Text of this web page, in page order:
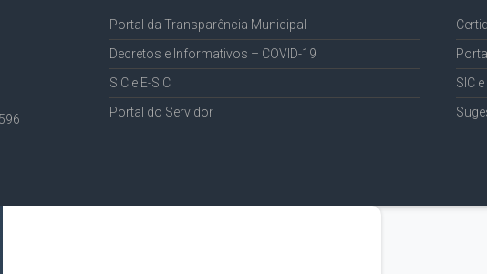
Portal da Transparência Municipal
Decretos e Informativos – COVID-19
SIC e E-SIC
Portal do Servidor
SIC